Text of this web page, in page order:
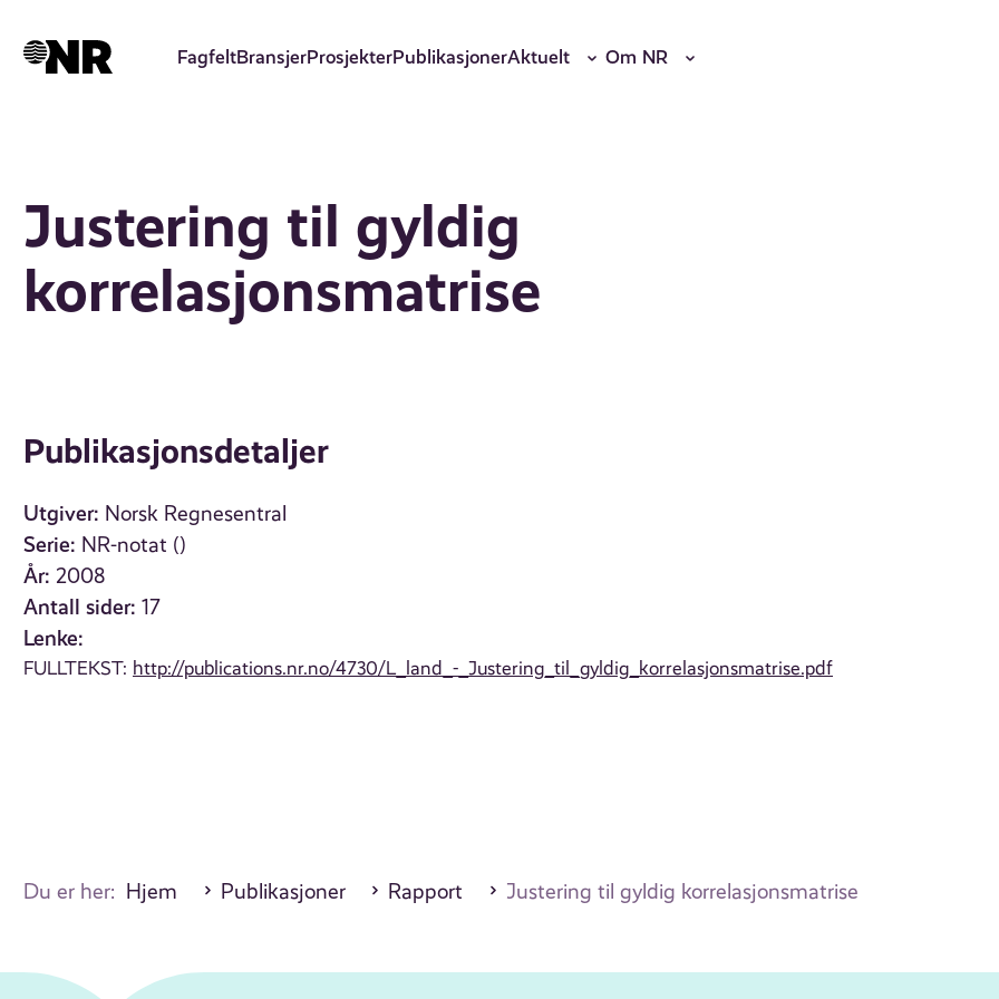
hovedinnhold
FagfeltBransjerProsjekterPublikasjonerAktuelt Om NR
Justering til gyldig
korrelasjonsmatrise
Publikasjonsdetaljer
Utgiver: Norsk Regnesentral
Serie: NR-notat ()
År: 2008
Antall sider: 17
Lenke:
FULLTEKST: http://publications.nr.no/4730/L_land_-_Justering_til_gyldig_korrelasjonsmatrise.pdf
Du er her: Hjem Publikasjoner Rapport Justering til gyldig korrelasjonsmatrise